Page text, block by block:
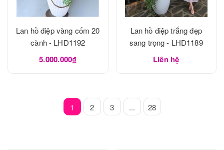
Lan hồ điệp vàng cốm 20
cành - LHD1192
5.000.000₫
Lan hồ điệp trắng đẹp
sang trọng - LHD1189
Liên hệ
1 2 3 ... 28